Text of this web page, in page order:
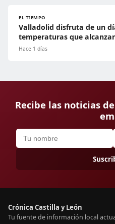
EL TIEMPO
Valladolid disfruta de un
temperaturas que
Hace 1 días
Recibe las noticias
Crónica Castilla y León
Tu fuente de información local